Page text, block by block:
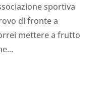
sportiva
di fronte a
mettere a frutto